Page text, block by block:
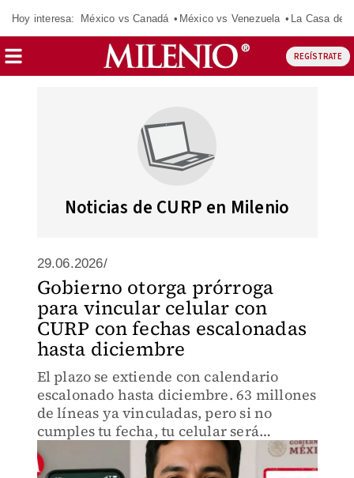
Hoy interesa: México vs Canadá México vs Venezuela La Casa de
REGÍSTRATE
Noticias de CURP en Milenio
29.06.2026/
Gobierno otorga prórroga
para vincular celular con
CURP con fechas escalonadas
hasta diciembre
El plazo se extiende con calendario
escalonado hasta diciembre. 63 millones
de líneas ya vinculadas, pero si no
cumples tu fecha, tu celular será
suspendido en 72 horas. Conoce cuándo
vence según tu número